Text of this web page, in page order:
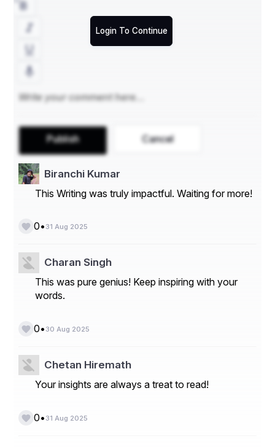
Login To Continue
Publish Cancel
Biranchi Kumar
This Writing was truly impactful. Waiting for more!
0• 31 Aug 2025
Charan Singh
This was pure genius! Keep inspiring with your
words.
0• 30 Aug 2025
Chetan Hiremath
Your insights are always a treat to read!
0• 31 Aug 2025